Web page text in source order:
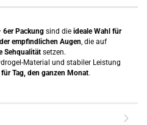
6er Packung sind die ideale Wahl für
empfindlichen Augen, die auf
Sehqualität setzen.
Material und stabiler Leistung
Tag, den ganzen Monat.